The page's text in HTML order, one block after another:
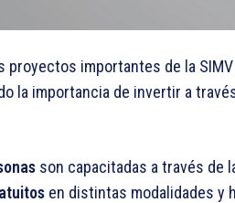
proyectos importantes de la
la importancia de invertir a
son capacitadas a través de
en distintas modalidades y